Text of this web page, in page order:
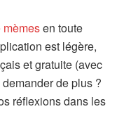
mèmesen toute
est légère,
et gratuite (avec
de plus ?
réflexions dans les